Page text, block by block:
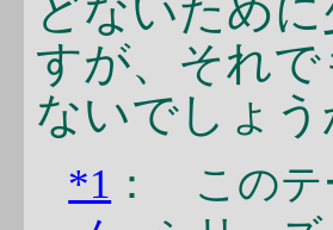
どないため
すが、それで
ないでしょう
*1 ： このテ